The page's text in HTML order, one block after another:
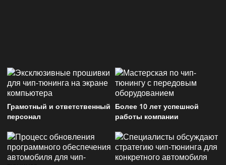
Грамотный и ответственный
персонал
Более 10 лет успешной
работы компании